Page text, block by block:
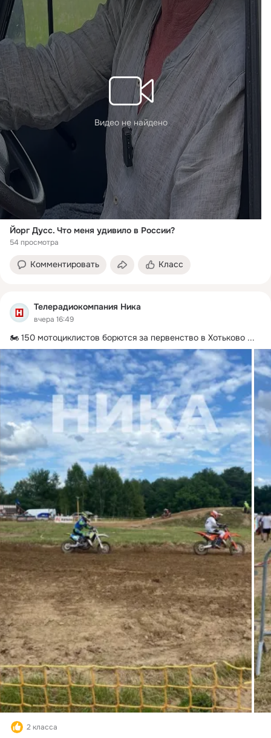
Видео не найдено
Йорг Дусс. Что меня удивило в России?
54 просмотра
Комментировать Класс
Телерадиокомпания Ника
вчера 16:49
🏍 150 мотоциклистов борются за первенство в Хотьково ...
2 класса